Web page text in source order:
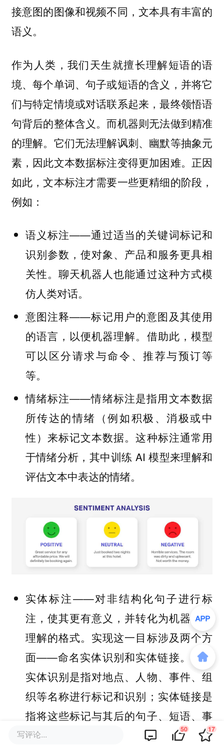
接意图的图像和视频不同，文本具有丰富的
语义。
作为人类，我们天生就擅长理解短语的语
境、每个单词、句子或短语的含义，并将它
们与特定情境或对话联系起来，最终领悟语
句背后的整体含义。而机器则无法做到精准
的理解。它们无法理解讽刺、幽默等抽象元
素，因此文本数据标注变得更加困难。正因
如此，文本标注才需要一些更精细的阶段，
例如：
语义标注——通过适当的关键词标记和
识别参数，使对象、产品和服务更具相
关性。聊天机器人也能通过这种方式模
仿人类对话。
意图注释——标记用户的意图及其使用
的语言，以便机器理解。借助此，模型
可以区分请求与命令、推荐与预订等
等。
情绪标注——情绪标注是指用文本数据
所传达的情绪（例如积极、消极或中
性）来标记文本数据。这种标注通常用
于情绪分析，其中训练 AI 模型来理解和
评估文本中表达的情绪。
实体标注——对非结构化句子进行标
注，使其更有意义，并转化为机器能够
理解的格式。实现这一目标涉及两个方
面——命名实体识别和实体链接。命名
实体识别是指对地点、人物、事件、组
织等名称进行标记和识别；实体链接是
指将这些标记与其后的句子、短语、事
实或观点联系起来。总的来说，这两个
写评论... 50 17